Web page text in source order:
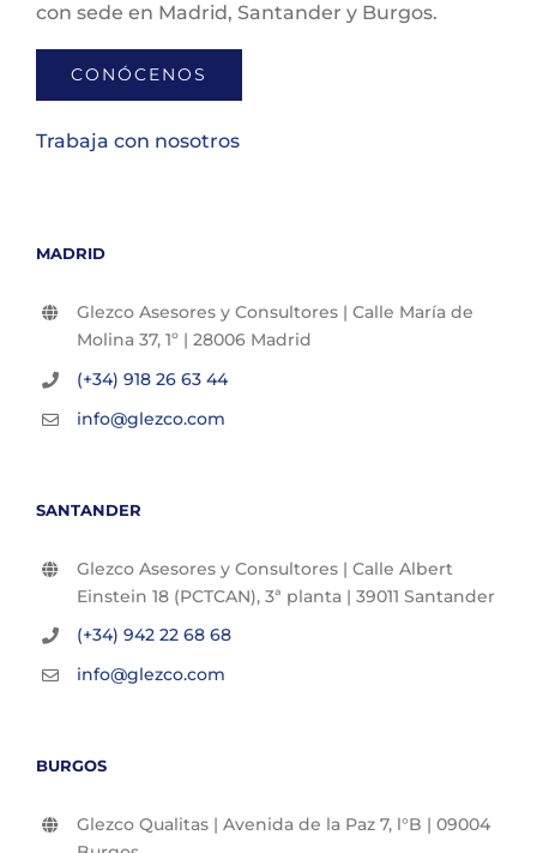
con sede en Madrid, Santander y Burgos.
CONÓCENOS
Trabaja con nosotros
MADRID
Glezco Asesores y Consultores | Calle María de
Molina 37, 1º | 28006 Madrid
(+34) 918 26 63 44
info@glezco.com
SANTANDER
Glezco Asesores y Consultores | Calle Albert
Einstein 18 (PCTCAN), 3ª planta | 39011 Santander
(+34) 942 22 68 68
info@glezco.com
BURGOS
Glezco Qualitas | Avenida de la Paz 7, l°B | 09004